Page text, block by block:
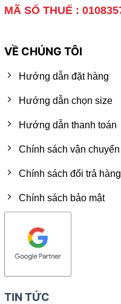
MÃ SỐ THUẾ :
VỀ CHÚNG TÔI
Hướng dẫn đặt hàng
Hướng dẫn chọn size
Hướng dẫn thanh toán
Chính sách vận chuyển
Chính sách đổi trả hàng
Chính sách bảo mật
TIN TỨC